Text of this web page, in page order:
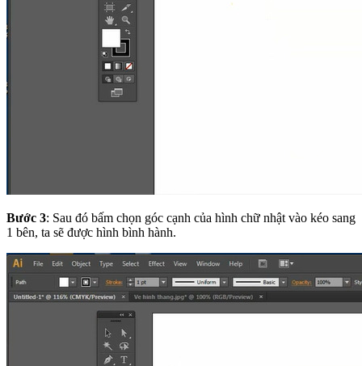
Bước 3: Sau đó bấm chọn góc cạnh của hình chữ nhật vào kéo sang
1 bên, ta sẽ được hình bình hành.